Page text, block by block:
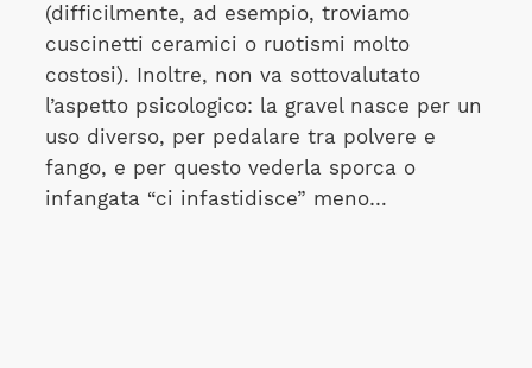
(difficilmente, ad esempio, troviamo
cuscinetti ceramici o ruotismi molto
costosi). Inoltre, non va sottovalutato
l’aspetto psicologico: la gravel nasce per un
uso diverso, per pedalare tra polvere e
fango, e per questo vederla sporca o
infangata “ci infastidisce” meno…